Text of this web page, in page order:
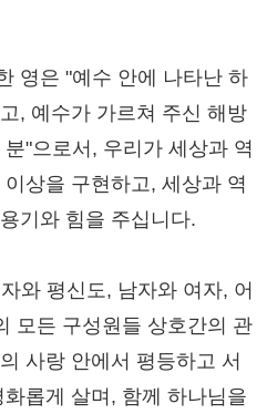
영은 "예수 안에 나타난 하
, 예수가 가르쳐 주신 해방
"으로서, 우리가 세상과 역
상을 구현하고, 세상과 역
기와 힘을 주십니다.
와 평신도, 남자와 여자, 어
모든 구성원들 상호간의 관
사랑 안에서 평등하고 서
롭게 살며, 함께 하나님을